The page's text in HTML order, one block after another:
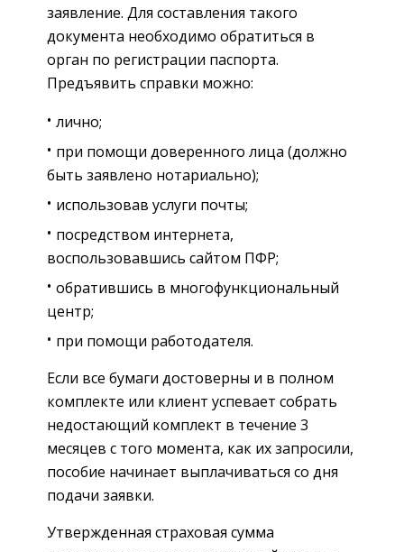
заявление. Для составления такого
документа необходимо обратиться в
орган по регистрации паспорта.
Предъявить справки можно:
лично;
при помощи доверенного лица (должно
быть заявлено нотариально);
использовав услуги почты;
посредством интернета,
воспользовавшись сайтом ПФР;
обратившись в многофункциональный
центр;
при помощи работодателя.
Если все бумаги достоверны и в полном
комплекте или клиент успевает собрать
недостающий комплект в течение 3
месяцев с того момента, как их запросили,
пособие начинает выплачиваться со дня
подачи заявки.
Утвержденная страховая сумма